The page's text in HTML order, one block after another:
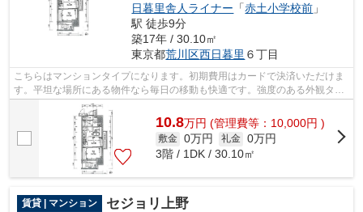
日暮里舎人ライナー 「赤土小学校前 」
駅 徒歩9分
築17年 / 30.10㎡
東京都荒川区西日暮里 ６丁目
こちらはマンションタイプになります。初期費用はカードで決済いただけま
す。平坦な場所にある物件なら毎日の移動も快適です。強度のある外観タイ
ル張りは、外面の耐久性にも優れます...
10.8万円 (管理費等：10,000円 )
敷金 0万円 礼金 0万円
3階 / 1DK / 30.10㎡
賃貸 | マンション セジョリ上野